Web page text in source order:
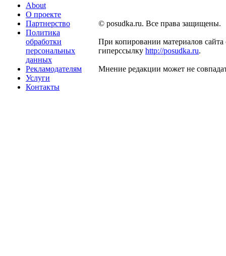
About
О проекте
Партнерство
Политика
обработки
персональных
данных
Рекламодателям
Услуги
Контакты
© posudka.ru. Все права защищены.
При копировании материалов сайта
гиперссылку http://posudka.ru.
Мнение редакции может не